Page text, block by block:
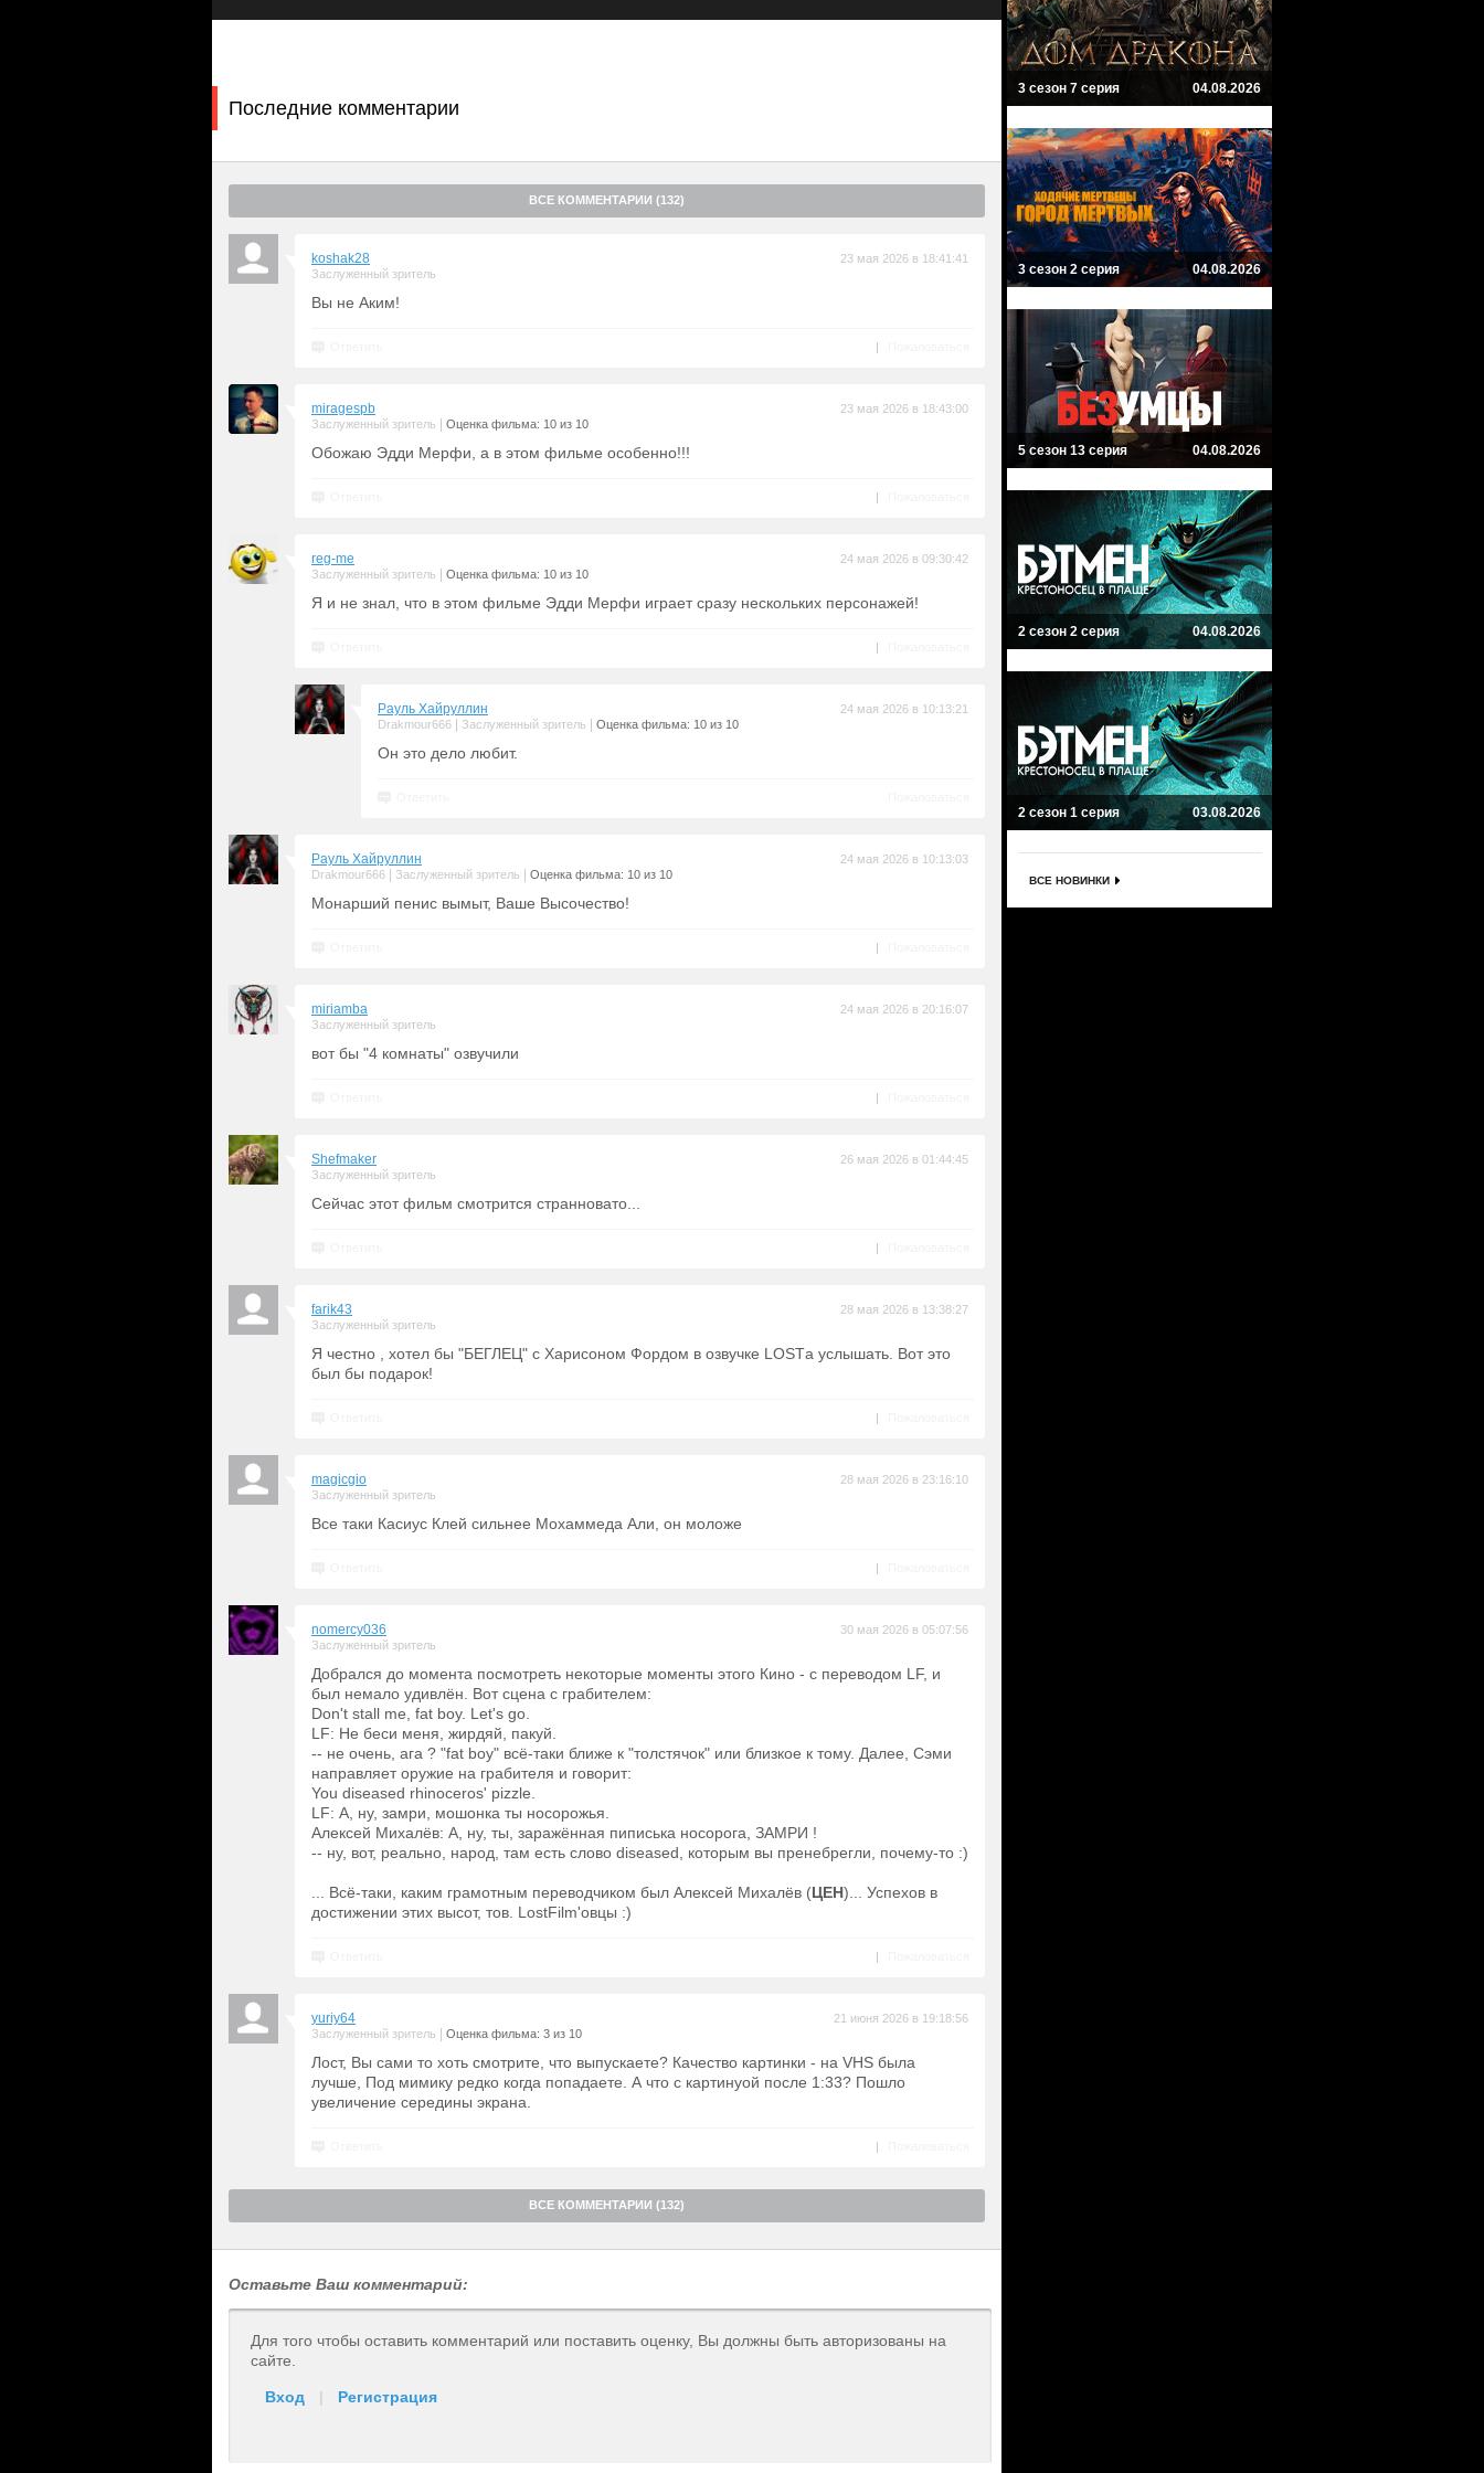
Последние комментарии
ВСЕ КОММЕНТАРИИ (132)
koshak28
Заслуженный зритель
23 мая 2026 в 18:41:41
Вы не Аким!
|
miragespb
Заслуженный зритель Оценка фильма: 10 из 10
23 мая 2026 в 18:43:00
Обожаю Эдди Мерфи, а в этом фильме особенно!!!
|
reg-me
Заслуженный зритель Оценка фильма: 10 из 10
24 мая 2026 в 09:30:42
Я и не знал, что в этом фильме Эдди Мерфи играет сразу нескольких персонажей!
|
Рауль Хайруллин
Drakmour666 Заслуженный зритель Оценка фильма: 10 из 10
24 мая 2026 в 10:13:21
Он это дело любит.
Рауль Хайруллин
Drakmour666 Заслуженный зритель Оценка фильма: 10 из 10
24 мая 2026 в 10:13:03
Монарший пенис вымыт, Ваше Высочество!
|
miriamba
Заслуженный зритель
24 мая 2026 в 20:16:07
вот бы "4 комнаты" озвучили
|
Shefmaker
Заслуженный зритель
26 мая 2026 в 01:44:45
Сейчас этот фильм смотрится странновато...
|
farik43
Заслуженный зритель
28 мая 2026 в 13:38:27
Я честно , хотел бы "БЕГЛЕЦ" с Харисоном Фордом в озвучке LOSTа услышать. Вот это
был бы подарок!
|
magicgio
Заслуженный зритель
28 мая 2026 в 23:16:10
Все таки Касиус Клей сильнее Мохаммеда Али, он моложе
|
nomercy036
Заслуженный зритель
30 мая 2026 в 05:07:56
Добрался до момента посмотреть некоторые моменты этого Кино - с переводом LF, и
был немало удивлён. Вот сцена с грабителем:
Don't stall me, fat boy. Let's go.
LF: Не беси меня, жирдяй, пакуй.
-- не очень, ага ? "fat boy" всё-таки ближе к "толстячок" или близкое к тому. Далее, Сэми
направляет оружие на грабителя и говорит:
You diseased rhinoceros' pizzle.
LF: А, ну, замри, мошонка ты носорожья.
Aлексей Михалёв: А, ну, ты, заражённая пиписька носорога, ЗАМРИ !
-- ну, вот, реально, народ, там есть слово diseased, которым вы пренебрегли, почему-то :)
... Всё-таки, каким грамотным переводчиком был Алексей Михалёв (ЦЕН)... Успехов в
достижении этих высот, тов. LostFilm'овцы :)
|
yuriy64
Заслуженный зритель Оценка фильма: 3 из 10
21 июня 2026 в 19:18:56
Лост, Вы сами то хоть смотрите, что выпускаете? Качество картинки - на VHS была
лучше, Под мимику редко когда попадаете. А что с картинуой после 1:33? Пошло
увеличение середины экрана.
|
ВСЕ КОММЕНТАРИИ (132)
Оставьте Ваш комментарий:
Для того чтобы оставить комментарий или поставить оценку, Вы должны быть авторизованы на
сайте.
Вход | Регистрация
3 сезон 7 серия 04.08.2026
3 сезон 2 серия 04.08.2026
5 сезон 13 серия 04.08.2026
2 сезон 2 серия 04.08.2026
2 сезон 1 серия 03.08.2026
ВСЕ НОВИНКИ